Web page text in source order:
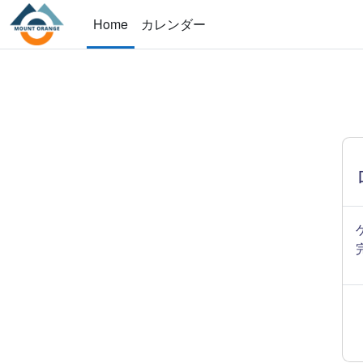
メインコンテンツへスキップする
Home
カレンダー